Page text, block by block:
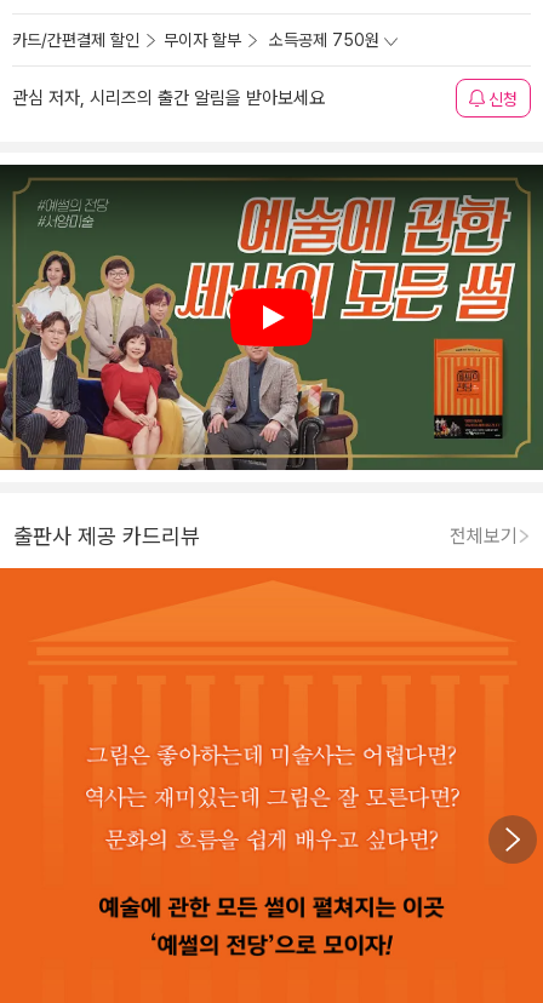
카드/간편결제 할인 무이자 할부 소득공제 750원
관심 저자, 시리즈의 출간 알림을 받아보세요 신청
Play
출판사 제공 카드리뷰 전체보기